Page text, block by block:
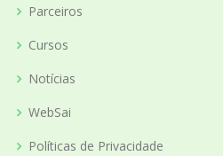
Parceiros
Cursos
Notícias
WebSai
Políticas de Privacidade